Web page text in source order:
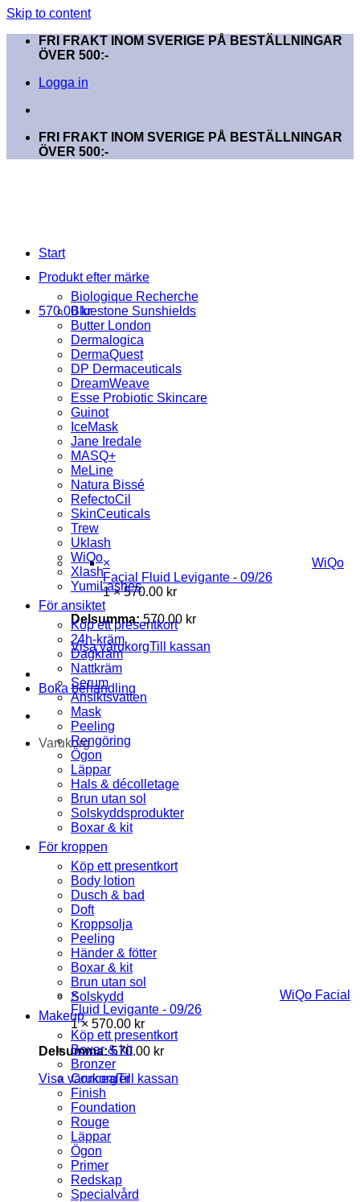
Skip to content
FRI FRAKT INOM SVERIGE PÅ BESTÄLLNINGAR
ÖVER 500:-
Logga in
FRI FRAKT INOM SVERIGE PÅ BESTÄLLNINGAR
ÖVER 500:-
570.00 kr
×
WiQo
Facial Fluid Levigante - 09/26
1 ×570.00 kr
Delsumma: 570.00 kr
Visa varukorgTill kassan
Boka behandling
Varukorg
×
WiQo Facial
Fluid Levigante - 09/26
1 × 570.00 kr
Delsumma: 570.00 kr
Visa varukorgTill kassan
Start
Produkt efter märke
Biologique Recherche
Bluestone Sunshields
Butter London
Dermalogica
DermaQuest
DP Dermaceuticals
DreamWeave
Esse Probiotic Skincare
Guinot
IceMask
Jane Iredale
MASQ+
MeLine
Natura Bissé
RefectoCil
SkinCeuticals
Trew
Uklash
WiQo
Xlash
YumiLashes
För ansiktet
Köp ett presentkort
24h-kräm
Dagkräm
Nattkräm
Serum
Ansiktsvatten
Mask
Peeling
Rengöring
Ögon
Läppar
Hals & décolletage
Brun utan sol
Solskyddsprodukter
Boxar & kit
För kroppen
Köp ett presentkort
Body lotion
Dusch & bad
Doft
Kroppsolja
Peeling
Händer & fötter
Boxar & kit
Brun utan sol
Solskydd
Makeup
Köp ett presentkort
Boxar & kit
Bronzer
Concealer
Finish
Foundation
Rouge
Läppar
Ögon
Primer
Redskap
Specialvård